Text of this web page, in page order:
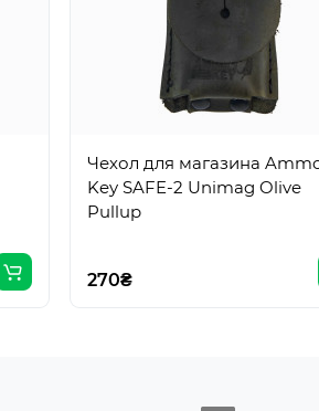
Чехол для магазина
Key SAFE-2 Unimag Olive
Pullup
270₴